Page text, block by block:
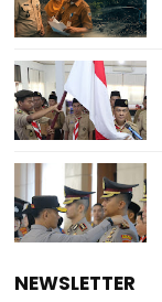
NEWSLETTER